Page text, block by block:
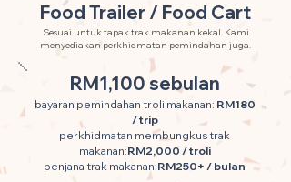
Food Trailer / Food Cart
Sesuai untuk tapak trak makanan kekal. Kami
menyediakan perkhidmatan pemindahan juga.
RM1,100 sebulan
bayaran pemindahan troli makanan: RM180
/ trip
perkhidmatan membungkus trak
makanan:RM2,000 / troli
penjana trak makanan:RM250+ / bulan